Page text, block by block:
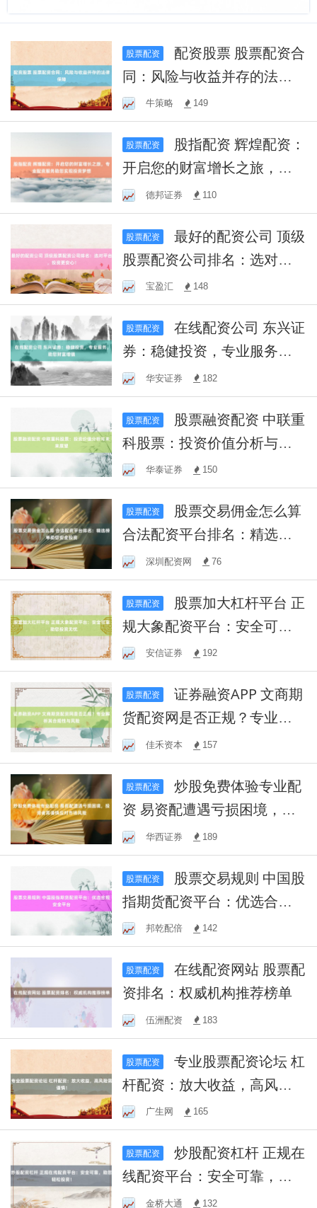
股票配资
同：风险与收益并存的法律
保障牛策略 149
股票配资
开启您的财富增长之旅，专
业配资服务助您实现投资梦
想
德邦证券 110
股票配资
最好的配资公司 顶级
股票配资公司排名：选对平
台，投资更安心！
宝盈汇 148
股票配资
在线配资公司 东兴证
券：稳健投资，专业服务，
助您财富增值
华安证券 182
股票配资
科股票：投资价值分析与未
来展望华泰证券 150
股票配资
合法配资平台排名：精选榜
单助您安全投资
深圳配资网 76
股票配资
规大象配资平台：安全可
靠，助您投资无忧
安信证券 192
股票配资
证券融资APP 文商期
货配资网是否正规？专业解
析其合规性与风险
佳禾资本 157
股票配资
炒股免费体验专业配
资 易资配遭遇亏损困境，投
资者需谨慎应对市场风险
华西证券 189
股票配资
指期货配资平台：优选合规
安全平台
邦乾配倍 142
股票配资
在线配资网站 股票配
资排名：权威机构推荐榜单
伍洲配资 183
股票配资
专业股票配资论坛 杠
杆配资：放大收益，高风险
需谨慎！
广生网 165
股票配资
炒股配资杠杆 正规在
线配资平台：安全可靠，助
您轻松投资！
金桥大通 132